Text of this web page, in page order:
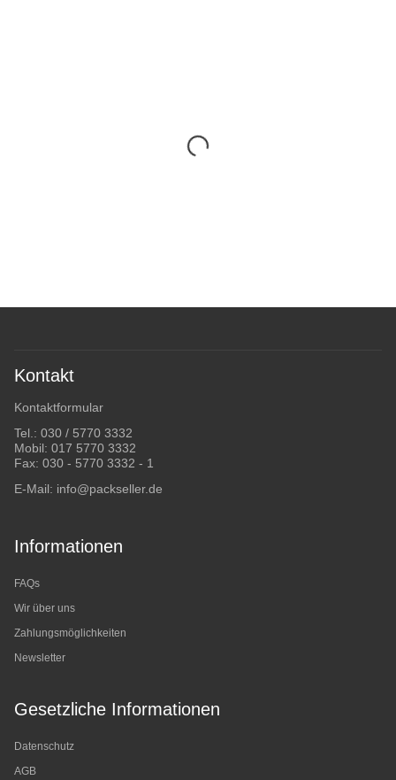
Kontakt
Kontaktformular
Tel.: 030 / 5770 3332
Mobil: 017 5770 3332
Fax: 030 - 5770 3332 - 1
E-Mail: info@packseller.de
Informationen
FAQs
Wir über uns
Zahlungsmöglichkeiten
Newsletter
Gesetzliche Informationen
Datenschutz
AGB